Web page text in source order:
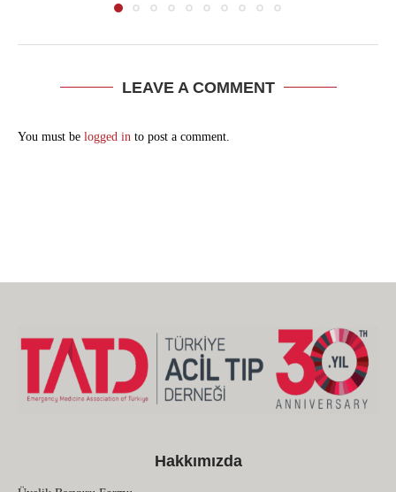
LEAVE A COMMENT
You must be logged in to post a comment.
Hakkımızda